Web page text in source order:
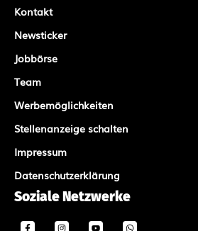
Kontakt
Newsticker
Jobbörse
Team
Werbemöglichkeiten
Stellenanzeige schalten
Impressum
Datenschutzerklärung
Soziale Netzwerke